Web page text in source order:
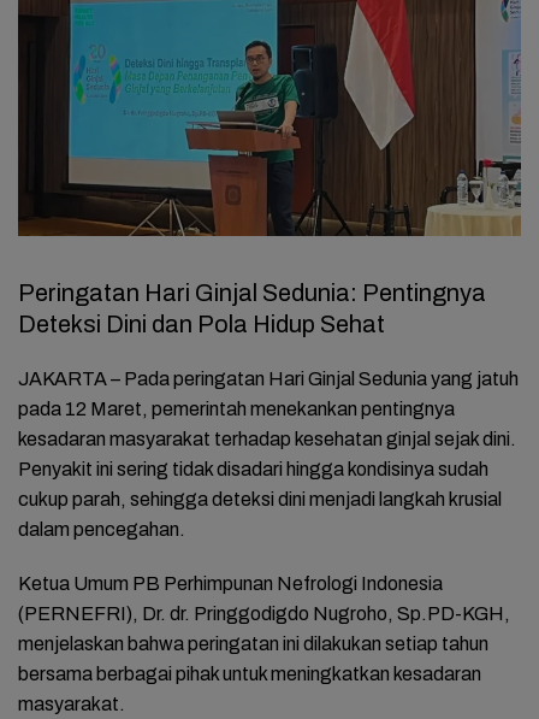
Peringatan Hari Ginjal Sedunia: Pentingnya
Deteksi Dini dan Pola Hidup Sehat
JAKARTA – Pada peringatan Hari Ginjal Sedunia yang jatuh
pada 12 Maret, pemerintah menekankan pentingnya
kesadaran masyarakat terhadap kesehatan ginjal sejak dini.
Penyakit ini sering tidak disadari hingga kondisinya sudah
cukup parah, sehingga deteksi dini menjadi langkah krusial
dalam pencegahan.
Ketua Umum PB Perhimpunan Nefrologi Indonesia
(PERNEFRI), Dr. dr. Pringgodigdo Nugroho, Sp.PD-KGH,
menjelaskan bahwa peringatan ini dilakukan setiap tahun
bersama berbagai pihak untuk meningkatkan kesadaran
masyarakat.